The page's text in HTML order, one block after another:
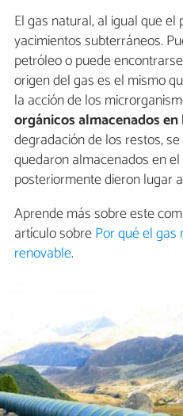
El gas natural, al igual que
yacimientos subterráneos.
petróleo o puede
origen del gas es el mismo
la acción de los
orgánicos almacenados
degradación de los restos,
quedaron almacenados en
posteriormente dieron lugar
Aprende más sobre este
artículo sobrePor qué el
renovable.